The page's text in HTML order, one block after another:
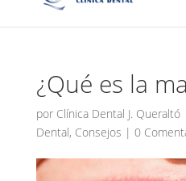
¿Qué es la
por Clínica Dental J. Queraltó|
Dental, Consejos | 0